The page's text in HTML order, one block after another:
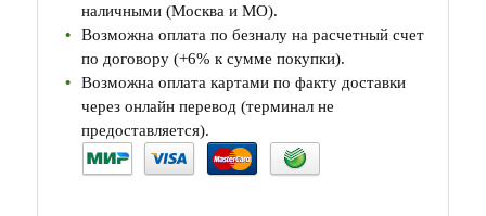
наличными (Москва и МО).
Возможна оплата по безналу на расчетный счет
по договору (+6% к сумме покупки).
Возможна оплата картами по факту доставки
через онлайн перевод (терминал не
предоставляется).